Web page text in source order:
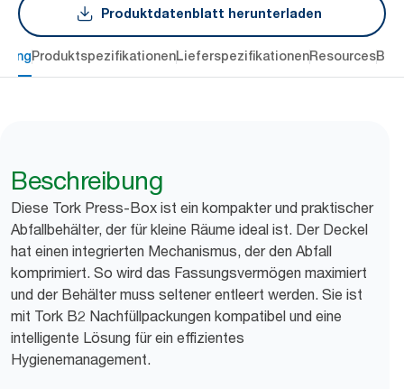
Produktdatenblatt herunterladen
ProduktspezifikationenLieferspezifikationenResources
Beschreibung
Diese Tork Press-Box ist ein kompakter und praktischer
Abfallbehälter, der für kleine Räume ideal ist. Der Deckel
hat einen integrierten Mechanismus, der den Abfall
komprimiert. So wird das Fassungsvermögen maximiert
und der Behälter muss seltener entleert werden. Sie ist
mit Tork B2 Nachfüllpackungen kompatibel und eine
intelligente Lösung für ein effizientes
Hygienemanagement.